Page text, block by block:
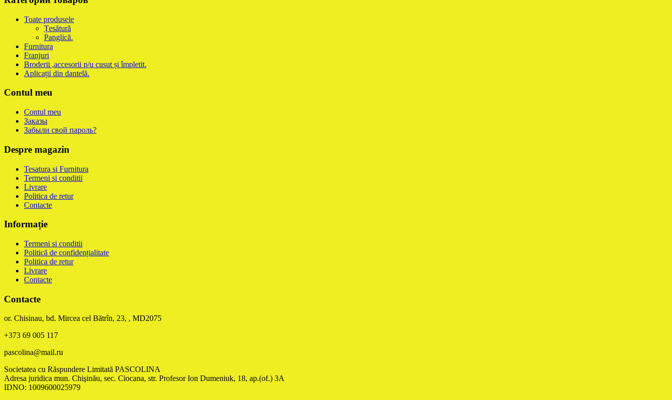
Toate produsele
Țesătură
Panglică.
Furnitura
Franjuri
Broderii ,accesorii p/u cusut și împletit.
Aplicații din dantelă.
Contul meu
Contul meu
Заказы
Забыли свой пароль?
Despre magazin
Tesatura si Furnitura
Termeni si conditii
Livrare
Politica de retur
Contacte
Informație
Termeni si conditii
Politică de confidențialitate
Politica de retur
Livrare
Contacte
Contacte
or. Chisinau, bd. Mircea cel Bătrîn, 23, , MD2075
+373 69 005 117
pascolina@mail.ru
Societatea cu Răspundere Limitată PASCOLINA
Adresa juridica mun. Chişinău, sec. Ciocana, str. Profesor Ion Dumeniuk, 18, ap.(of.) 3A
IDNO: 1009600025979